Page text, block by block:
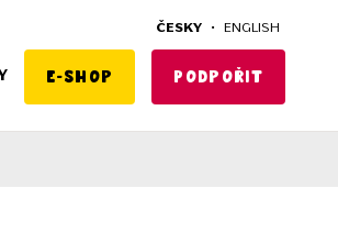
E-shop Podpořit
ČESKY • ENGLISH